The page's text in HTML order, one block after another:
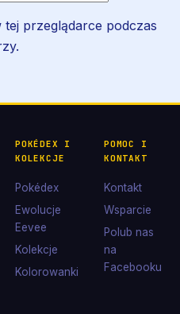
tej przeglądarce podczas
POKÉDEX I
KOLEKCJE
Pokédex
Ewolucje
Eevee
Kolekcje
Kolorowanki
POMOC I
KONTAKT
Kontakt
Wsparcie
Polub nas
na
Facebooku